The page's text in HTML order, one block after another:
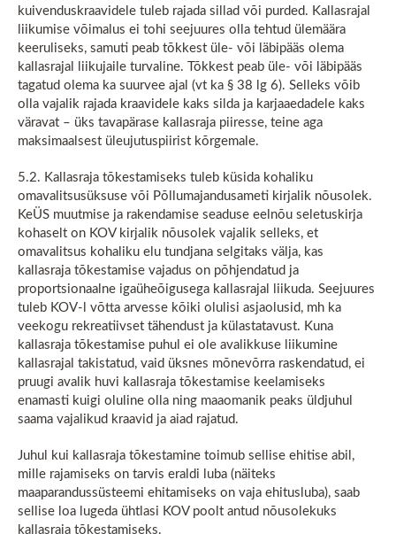
kuivenduskraavidele tuleb rajada sillad või purded. Kallasrajal
liikumise võimalus ei tohi seejuures olla tehtud ülemäära
keeruliseks, samuti peab tõkkest üle- või läbipääs olema
kallasrajal liikujaile turvaline. Tõkkest peab üle- või läbipääs
tagatud olema ka suurvee ajal (vt ka § 38 lg 6). Selleks võib
olla vajalik rajada kraavidele kaks silda ja karjaaedadele kaks
väravat – üks tavapärase kallasraja piiresse, teine aga
maksimaalsest üleujutuspiirist kõrgemale.
5.2. Kallasraja tõkestamiseks tuleb küsida kohaliku
omavalitsusüksuse või Põllumajandusameti kirjalik nõusolek.
KeÜS muutmise ja rakendamise seaduse eelnõu seletuskirja
kohaselt on KOV kirjalik nõusolek vajalik selleks, et
omavalitsus kohaliku elu tundjana selgitaks välja, kas
kallasraja tõkestamise vajadus on põhjendatud ja
proportsionaalne igaüheõigusega kallasrajal liikuda. Seejuures
tuleb KOV-l võtta arvesse kõiki olulisi asjaolusid, mh ka
veekogu rekreatiivset tähendust ja külastatavust. Kuna
kallasraja tõkestamise puhul ei ole avalikkuse liikumine
kallasrajal takistatud, vaid üksnes mõnevõrra raskendatud, ei
pruugi avalik huvi kallasraja tõkestamise keelamiseks
enamasti kuigi oluline olla ning maaomanik peaks üldjuhul
saama vajalikud kraavid ja aiad rajatud.
Juhul kui kallasraja tõkestamine toimub sellise ehitise abil,
mille rajamiseks on tarvis eraldi luba (näiteks
maaparandussüsteemi ehitamiseks on vaja ehitusluba), saab
sellise loa lugeda ühtlasi KOV poolt antud nõusolekuks
kallasraja tõkestamiseks.